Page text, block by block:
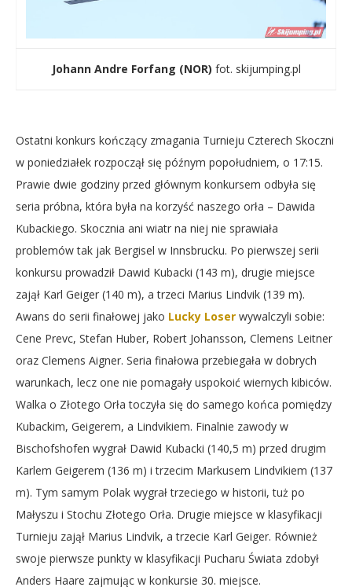
Johann Andre Forfang (NOR) fot. skijumping.pl
Ostatni konkurs kończący zmagania Turnieju Czterech Skoczni
w poniedziałek rozpoczął się późnym popołudniem, o 17:15.
Prawie dwie godziny przed głównym konkursem odbyła się
seria próbna, która była na korzyść naszego orła – Dawida
Kubackiego. Skocznia ani wiatr na niej nie sprawiała
problemów tak jak Bergisel w Innsbrucku. Po pierwszej serii
konkursu prowadził Dawid Kubacki (143 m), drugie miejsce
zajął Karl Geiger (140 m), a trzeci Marius Lindvik (139 m).
Awans do serii finałowej jako Lucky Loser wywalczyli sobie:
Cene Prevc, Stefan Huber, Robert Johansson, Clemens Leitner
oraz Clemens Aigner. Seria finałowa przebiegała w dobrych
warunkach, lecz one nie pomagały uspokoić wiernych kibiców.
Walka o Złotego Orła toczyła się do samego końca pomiędzy
Kubackim, Geigerem, a Lindvikiem. Finalnie zawody w
Bischofshofen wygrał Dawid Kubacki (140,5 m) przed drugim
Karlem Geigerem (136 m) i trzecim Markusem Lindvikiem (137
m). Tym samym Polak wygrał trzeciego w historii, tuż po
Małyszu i Stochu Złotego Orła. Drugie miejsce w klasyfikacji
Turnieju zajął Marius Lindvik, a trzecie Karl Geiger. Również
swoje pierwsze punkty w klasyfikacji Pucharu Świata zdobył
Anders Haare zajmując w konkursie 30. miejsce.